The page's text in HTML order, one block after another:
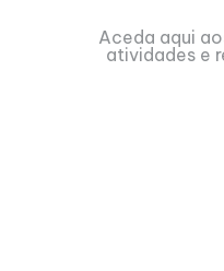
Aceda aqui
atividades e